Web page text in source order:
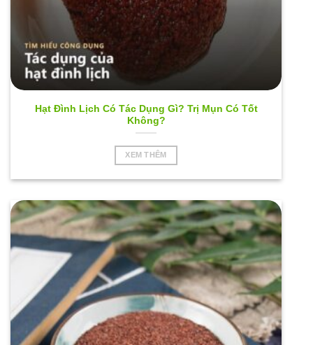
Hạt Đình Lịch Có Tác Dụng Gì? Trị Mụn Có Tốt
Không?
XEM THÊM